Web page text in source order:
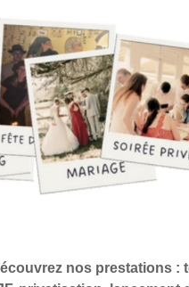
nos prestations :